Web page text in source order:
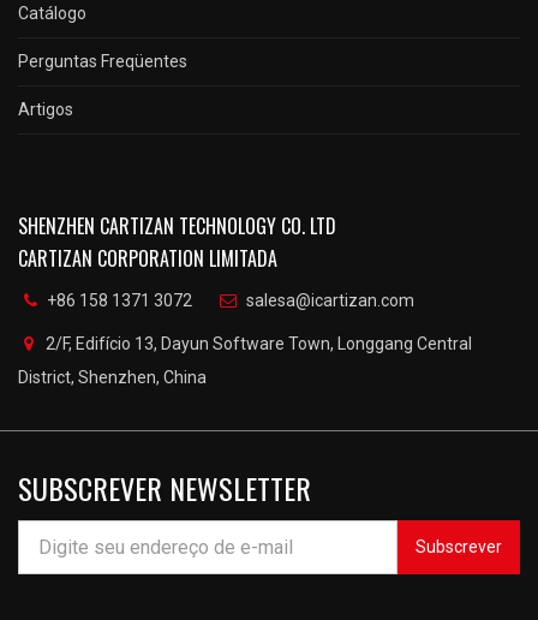
Catálogo
Perguntas Freqüentes
Artigos
SHENZHEN CARTIZAN TECHNOLOGY CO. LTD
CARTIZAN CORPORATION LIMITADA
+86 158 1371 3072 salesa@icartizan.com
2/F, Edifício 13, Dayun Software Town, Longgang Central
District, Shenzhen, China
SUBSCREVER NEWSLETTER
Subscrever